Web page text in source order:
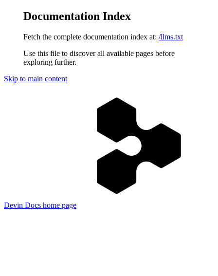
Documentation Index
Fetch the complete documentation index at: /llms.txt
Use this file to discover all available pages before
exploring further.
Skip to main content
Devin Docs home page